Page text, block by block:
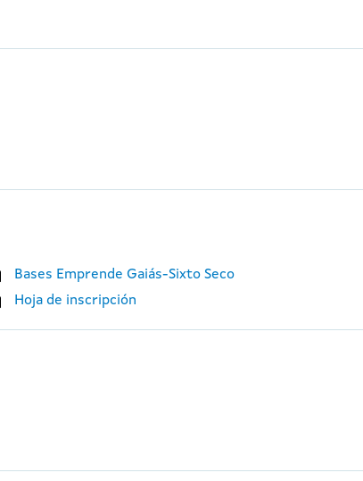
Bases Emprende Gaiás-Sixto Seco
Hoja de inscripción